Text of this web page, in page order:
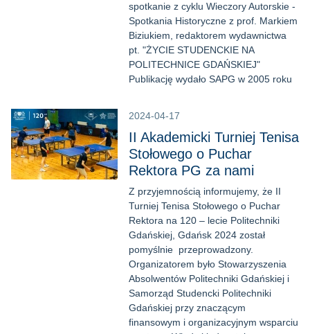
spotkanie z cyklu Wieczory Autorskie -
Spotkania Historyczne z prof. Markiem
Biziukiem, redaktorem wydawnictwa
pt. "ŻYCIE STUDENCKIE NA
POLITECHNICE GDAŃSKIEJ"
Publikację wydało SAPG w 2005 roku
2024-04-17
II Akademicki Turniej Tenisa
Stołowego o Puchar
Rektora PG za nami
Z przyjemnością informujemy, że II
Turniej Tenisa Stołowego o Puchar
Rektora na 120 – lecie Politechniki
Gdańskiej, Gdańsk 2024 został
pomyślnie przeprowadzony.
Organizatorem było Stowarzyszenia
Absolwentów Politechniki Gdańskiej i
Samorząd Studencki Politechniki
Gdańskiej przy znaczącym
finansowym i organizacyjnym wsparciu